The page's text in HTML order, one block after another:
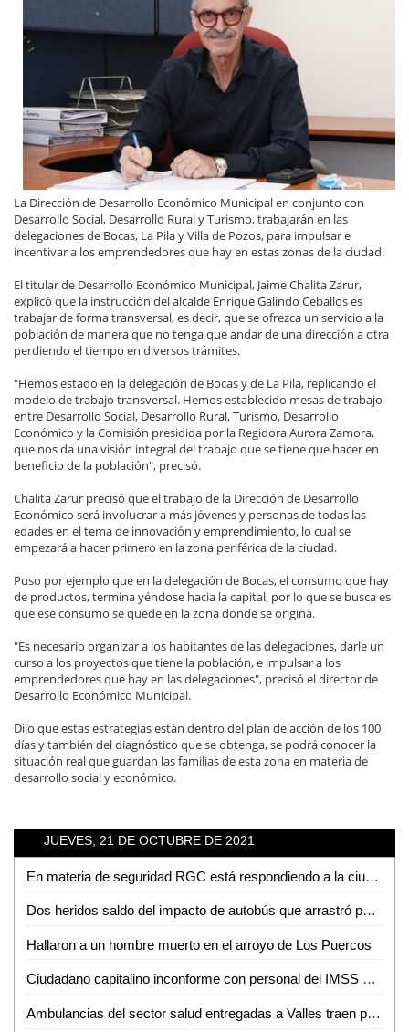
La Dirección de Desarrollo Económico Municipal en conjunto con
Desarrollo Social, Desarrollo Rural y Turismo, trabajarán en las
delegaciones de Bocas, La Pila y Villa de Pozos, para impulsar e
incentivar a los emprendedores que hay en estas zonas de la ciudad.
El titular de Desarrollo Económico Municipal, Jaime Chalita Zarur,
explicó que la instrucción del alcalde Enrique Galindo Ceballos es
trabajar de forma transversal, es decir, que se ofrezca un servicio a la
población de manera que no tenga que andar de una dirección a otra
perdiendo el tiempo en diversos trámites.
"Hemos estado en la delegación de Bocas y de La Pila, replicando el
modelo de trabajo transversal. Hemos establecido mesas de trabajo
entre Desarrollo Social, Desarrollo Rural, Turismo, Desarrollo
Económico y la Comisión presidida por la Regidora Aurora Zamora,
que nos da una visión integral del trabajo que se tiene que hacer en
beneficio de la población", precisó.
Chalita Zarur precisó que el trabajo de la Dirección de Desarrollo
Económico será involucrar a más jóvenes y personas de todas las
edades en el tema de innovación y emprendimiento, lo cual se
empezará a hacer primero en la zona periférica de la ciudad.
Puso por ejemplo que en la delegación de Bocas, el consumo que hay
de productos, termina yéndose hacia la capital, por lo que se busca es
que ese consumo se quede en la zona donde se origina.
"Es necesario organizar a los habitantes de las delegaciones, darle un
curso a los proyectos que tiene la población, e impulsar a los
emprendedores que hay en las delegaciones", precisó el director de
Desarrollo Económico Municipal.
Dijo que estas estrategias están dentro del plan de acción de los 100
días y también del diagnóstico que se obtenga, se podrá conocer la
situación real que guardan las familias de esta zona en materia de
desarrollo social y económico.
JUEVES, 21 DE OCTUBRE DE 2021
En materia de seguridad RGC está respondiendo a la ciudadanía: Matilde Hernández
Dos heridos saldo del impacto de autobús que arrastró puesto de gorditas
Hallaron a un hombre muerto en el arroyo de Los Puercos
Ciudadano capitalino inconforme con personal del IMSS de Ciudad Valles
Ambulancias del sector salud entregadas a Valles traen placas sobrepuestas